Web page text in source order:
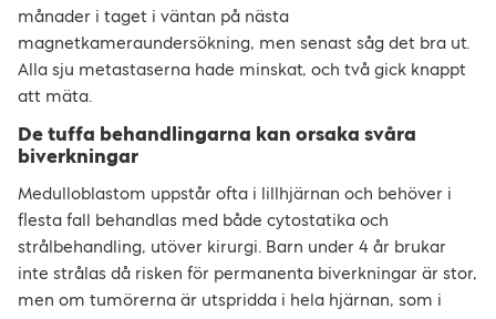
månader i taget i väntan på nästa
magnetkameraundersökning, men senast såg det bra ut.
Alla sju metastaserna hade minskat, och två gick knappt
att mäta.
De tuffa behandlingarna kan orsaka svåra
biverkningar
Medulloblastom uppstår ofta i lillhjärnan och behöver i
flesta fall behandlas med både cytostatika och
strålbehandling, utöver kirurgi. Barn under 4 år brukar
inte strålas då risken för permanenta biverkningar är stor,
men om tumörerna är utspridda i hela hjärnan, som i